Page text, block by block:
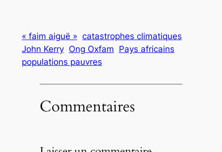
« faim aiguë » catastrophes climatiques
John Kerry Ong Oxfam Pays africains
populations pauvres
Commentaires